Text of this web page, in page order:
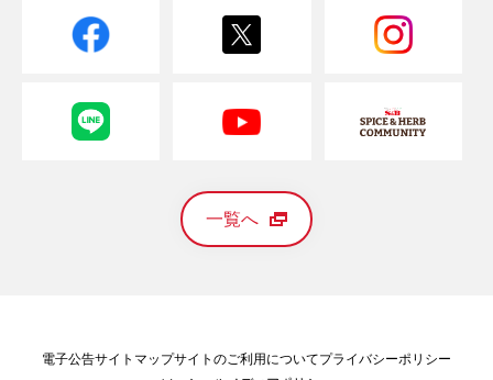
一覧へ
電子公告サイトマップサイトのご利用についてプライバシーポリシー